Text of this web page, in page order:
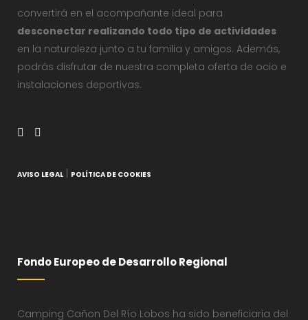
convertirá en el acompañante ideal para
desconectar realizando todo tipo de actividades
en la naturaleza junto a tu familia y amigos. Además,
podrás disfrutar de nuestra completa oferta de ocio e
instalaciones deportivas.
AVISO LEGAL POLÍTICA DE COOKIES
Fondo Europeo de Desarrollo Regional
Camping Cañon Del Río Lobos ha sido beneficiaria del